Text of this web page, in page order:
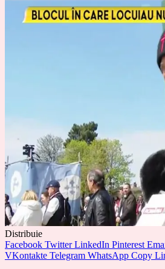
Distribuie
Facebook Twitter LinkedIn Pinterest
VKontakte Telegram WhatsApp Copy